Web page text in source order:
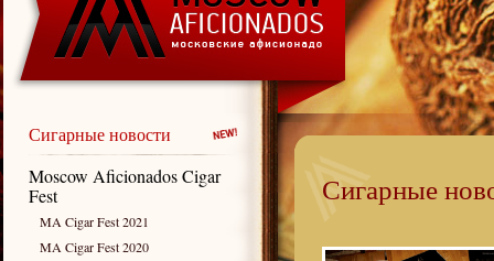
Сигарные новости
Moscow Aficionados Cigar
Fest
MA Cigar Fest 2021
MA Cigar Fest 2020
Сигарные